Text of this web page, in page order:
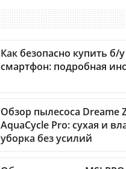
Как безопасно купить б/у
смартфон: подробная
Обзор пылесоса Dreame
AquaCycle Pro: сухая и
уборка без усилий